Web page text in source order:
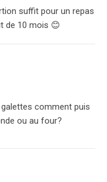
suffit pour un repas
de 10 mois 😊
galettes comment puis
ou au four?